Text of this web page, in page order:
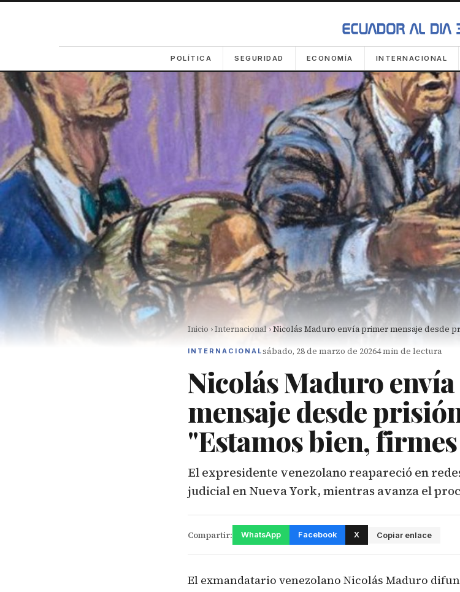
POLÍTICA SEGURIDAD ECONOMÍA INTERNACIONAL
Inicio ›Internacional›Nicolás Maduro envía primer mensaje desde
INTERNACIONALsábado, 28 de marzo de 20264 min de lectura
Nicolás Maduro
mensaje desde
"Estamos bien,
El expresidente venezolano reapareció en
judicial en Nueva York, mientras avanza el
Compartir: WhatsApp Facebook X Copiar enlace
El exmandatario venezolano Nicolás Maduro